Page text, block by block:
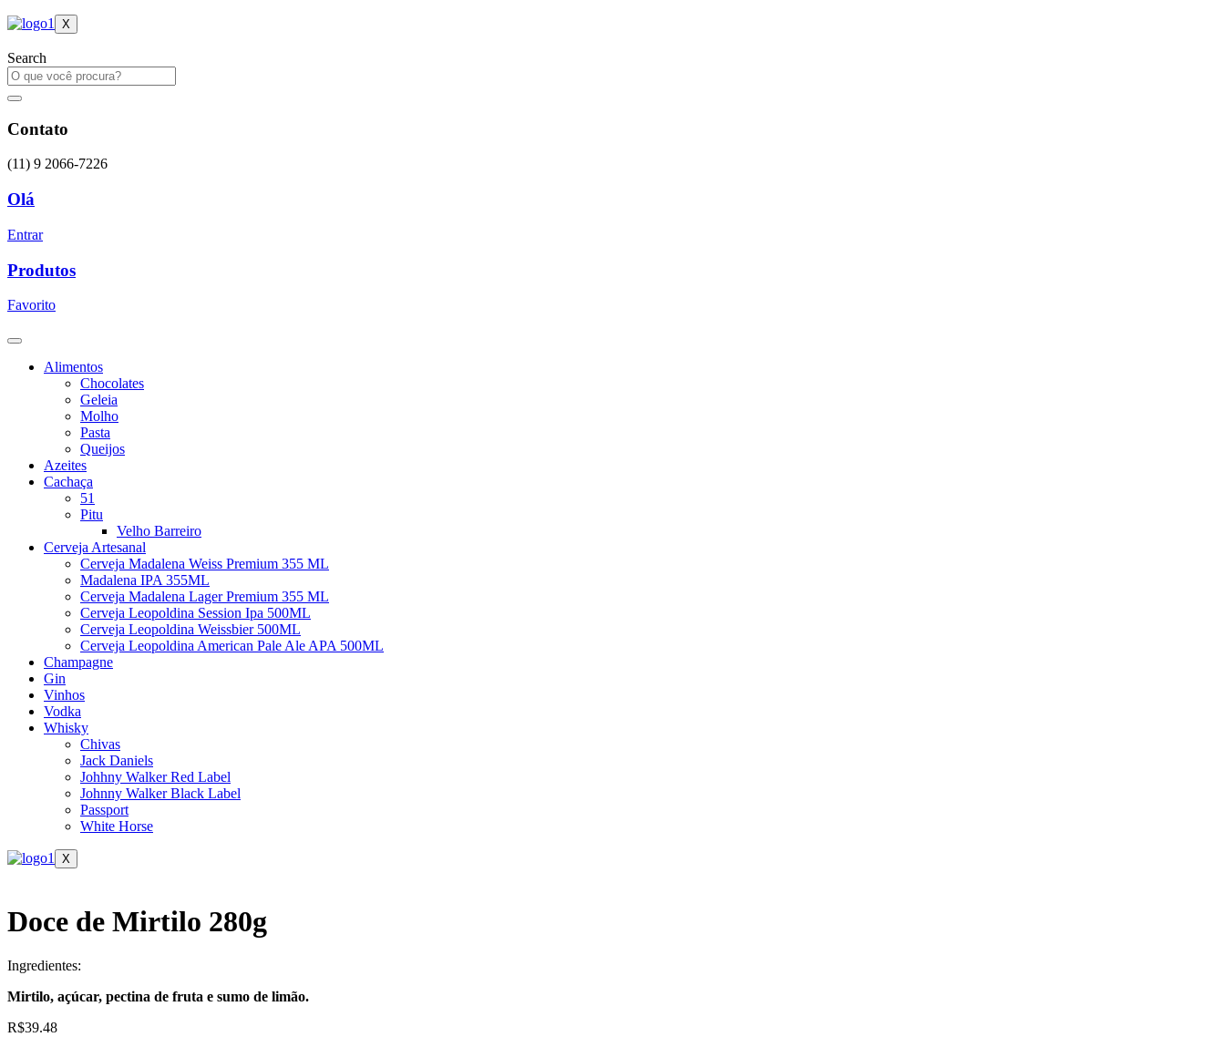
X
Search
Contato
(11) 9 2066-7226
Olá
Entrar
Produtos
Favorito
Alimentos
Chocolates
Geleia
Molho
Pasta
Queijos
Azeites
Cachaça
51
Pitu
Velho Barreiro
Cerveja Artesanal
Cerveja Madalena Weiss Premium 355 ML
Madalena IPA 355ML
Cerveja Madalena Lager Premium 355 ML
Cerveja Leopoldina Session Ipa 500ML
Cerveja Leopoldina Weissbier 500ML
Cerveja Leopoldina American Pale Ale APA 500ML
Champagne
Gin
Vinhos
Vodka
Whisky
Chivas
Jack Daniels
Johhny Walker Red Label
Johnny Walker Black Label
Passport
White Horse
X
Doce de Mirtilo 280g
Ingredientes:
Mirtilo, açúcar, pectina de fruta e sumo de limão.
R$39.48